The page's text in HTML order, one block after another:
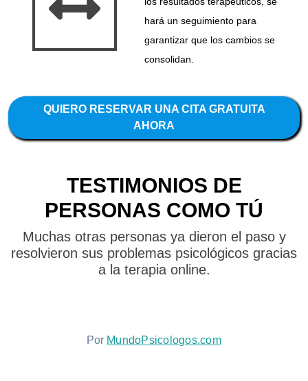
hará un seguimiento para
garantizar que los cambios se
consolidan.
QUIERO RESERVAR UNA CITA GRATUITA
AHORA
TESTIMONIOS DE
PERSONAS COMO TÚ
Muchas otras personas ya dieron el paso y
resolvieron sus problemas psicológicos gracias
a la terapia online.
Por MundoPsicologos.com